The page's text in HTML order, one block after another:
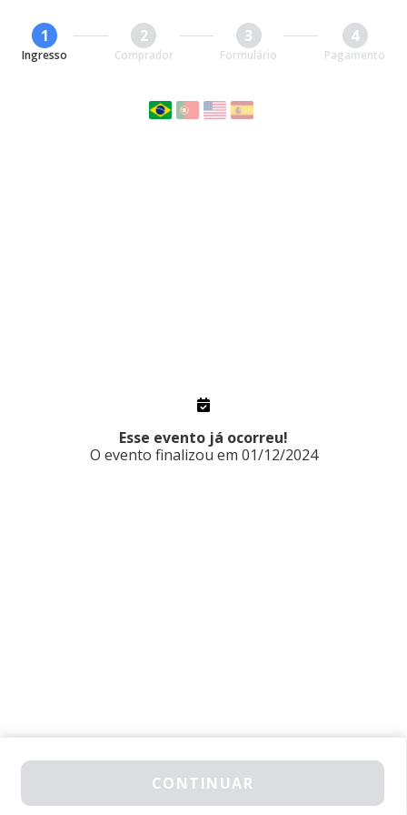
1
Ingresso
2
Comprador
3
Formulário
4
Pagamento
Esse evento já ocorreu!
O evento finalizou em 01/12/2024
CONTINUAR